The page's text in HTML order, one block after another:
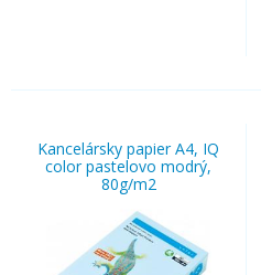
Kancelársky papier A4, IQ
color pastelovo modrý,
80g/m2